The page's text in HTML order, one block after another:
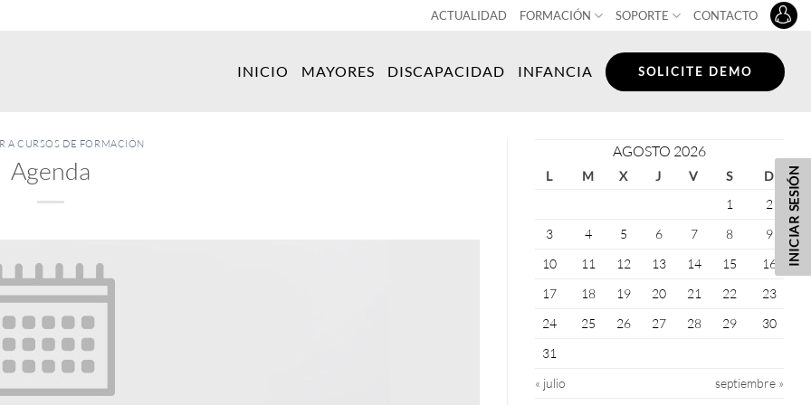
ACTUALIDAD FORMACIÓN SOPORTE CONTACTO
INICIO MAYORES DISCAPACIDAD INFANCIA SOLICITE DEMO
A CURSOS DE FORMACIÓN
Agenda
AGOSTO 2026
L M X J V S
D
1
2
3
4 5 6 7 8
9
10
11 12 13 14 15
16
17
18 19 20 21 22
23
24
25 26 27 28 29
30
31
« julio
septiembre »
INICIAR SESIÓN